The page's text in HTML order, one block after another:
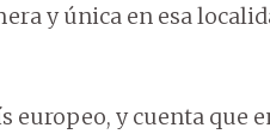
y única en esa
europeo, y cuenta que